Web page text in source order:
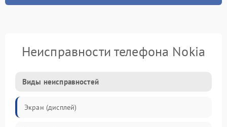
Неисправности телефона Nokia
Виды неисправностей
Экран (дисплей)